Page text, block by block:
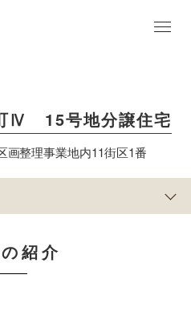
Ⅳ 15号地分譲住宅
画整理事業地内11街区1番
紹介